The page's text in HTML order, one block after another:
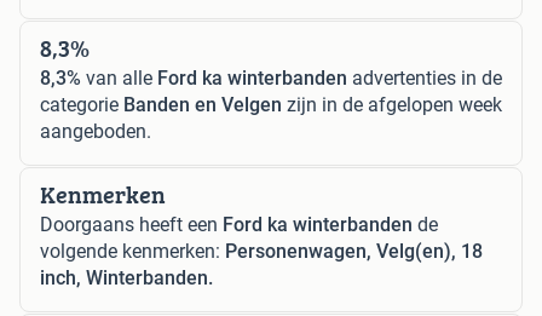
8,3%
8,3% van alle Ford ka winterbanden advertenties in de
categorie Banden en Velgen zijn in de afgelopen week
aangeboden.
Kenmerken
Doorgaans heeft een Ford ka winterbanden de
volgende kenmerken: Personenwagen, Velg(en), 18
inch, Winterbanden.